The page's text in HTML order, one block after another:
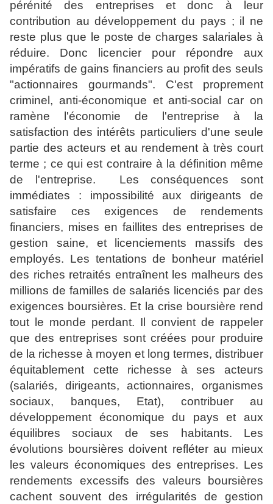
pérénité des entreprises et donc à leur
contribution au développement du pays ; il ne
reste plus que le poste de charges salariales à
réduire. Donc licencier pour répondre aux
impératifs de gains financiers au profit des seuls
"actionnaires gourmands". C'est proprement
criminel, anti-économique et anti-social car on
ramène l'économie de l'entreprise à la
satisfaction des intérêts particuliers d'une seule
partie des acteurs et au rendement à très court
terme ; ce qui est contraire à la définition même
de l'entreprise. Les conséquences sont
immédiates : impossibilité aux dirigeants de
satisfaire ces exigences de rendements
financiers, mises en faillites des entreprises de
gestion saine, et licenciements massifs des
employés. Les tentations de bonheur matériel
des riches retraités entraînent les malheurs des
millions de familles de salariés licenciés par des
exigences boursières. Et la crise boursière rend
tout le monde perdant. Il convient de rappeler
que des entreprises sont créées pour produire
de la richesse à moyen et long termes, distribuer
équitablement cette richesse à ses acteurs
(salariés, dirigeants, actionnaires, organismes
sociaux, banques, Etat), contribuer au
développement économique du pays et aux
équilibres sociaux de ses habitants. Les
évolutions boursières doivent refléter au mieux
les valeurs économiques des entreprises. Les
rendements excessifs des valeurs boursières
cachent souvent des irrégularités de gestion